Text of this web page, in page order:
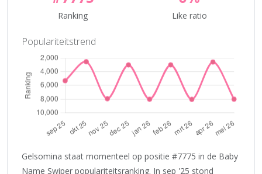
Ranking Like ratio
Populariteitstrend
Gelsomina staat momenteel op positie #7775 in de Baby
Name Swiper populariteitsranking. In sep '25 stond